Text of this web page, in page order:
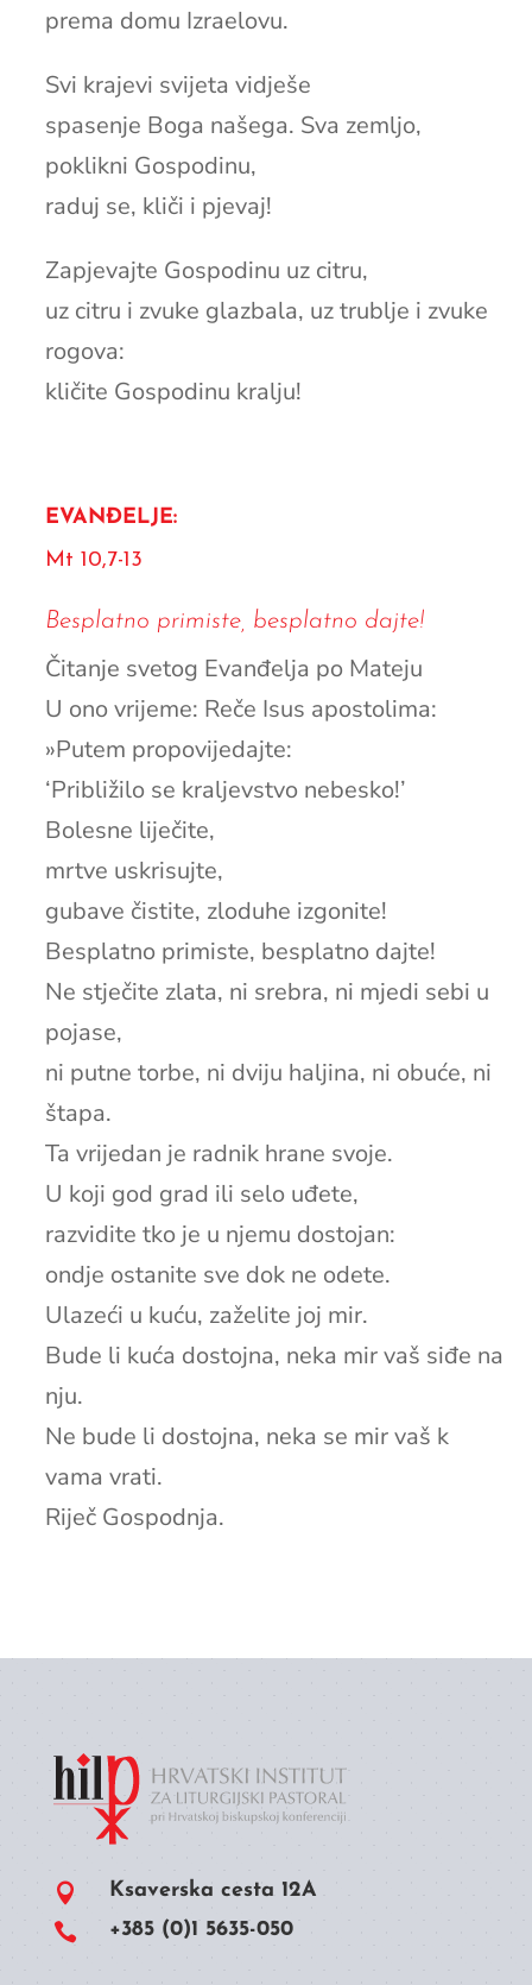
prema domu Izraelovu.
Svi krajevi svijeta vidješe
spasenje Boga našega. Sva zemljo,
poklikni Gospodinu,
raduj se, kliči i pjevaj!
Zapjevajte Gospodinu uz citru,
uz citru i zvuke glazbala, uz trublje i zvuke
rogova:
kličite Gospodinu kralju!
EVANĐELJE:
Mt 10,7-13
Besplatno primiste, besplatno dajte!
Čitanje svetog Evanđelja po Mateju
U ono vrijeme: Reče Isus apostolima:
»Putem propovijedajte:
‘Približilo se kraljevstvo nebesko!’
Bolesne liječite,
mrtve uskrisujte,
gubave čistite, zloduhe izgonite!
Besplatno primiste, besplatno dajte!
Ne stječite zlata, ni srebra, ni mjedi sebi u
pojase,
ni putne torbe, ni dviju haljina, ni obuće, ni
štapa.
Ta vrijedan je radnik hrane svoje.
U koji god grad ili selo uđete,
razvidite tko je u njemu dostojan:
ondje ostanite sve dok ne odete.
Ulazeći u kuću, zaželite joj mir.
Bude li kuća dostojna, neka mir vaš siđe na
nju.
Ne bude li dostojna, neka se mir vaš k
vama vrati.
Riječ Gospodnja.
 Ksaverska cesta 12A
 +385 (0)1 5635-050